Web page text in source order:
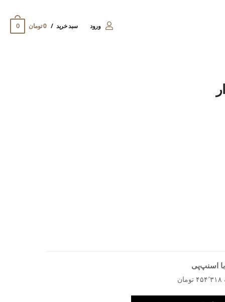
ورود سبد خرید 0 تومان 0
اسنپ‌پی